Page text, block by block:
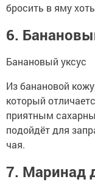
бросить в яму
6.
Банановый уксус
Из банановой
который
приятным
подойдёт для
чая.
7. Маринад